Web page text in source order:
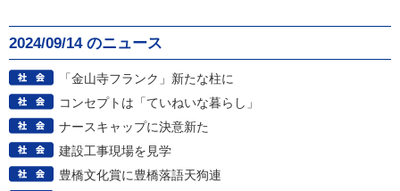
2024/09/14 のニュース
「金山寺フランク」新たな柱に
コンセプトは「ていねいな暮らし」
ナースキャップに決意新た
建設工事現場を見学
豊橋文化賞に豊橋落語天狗連